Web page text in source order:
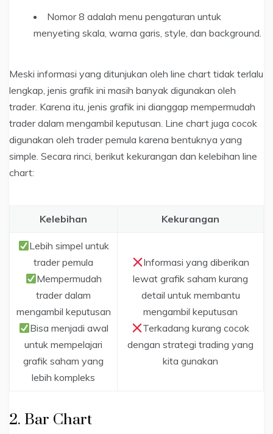
Nomor 8 adalah menu pengaturan untuk
menyeting skala, warna garis, style, dan background.
Meski informasi yang ditunjukan oleh line chart tidak terlalu
lengkap, jenis grafik ini masih banyak digunakan oleh
trader. Karena itu, jenis grafik ini dianggap mempermudah
trader dalam mengambil keputusan. Line chart juga cocok
digunakan oleh trader pemula karena bentuknya yang
simple. Secara rinci, berikut kekurangan dan kelebihan line
chart:
Kelebihan Kekurangan
Lebih simpel untuk
trader pemula
Mempermudah
trader dalam
mengambil keputusan
Bisa menjadi awal
untuk mempelajari
grafik saham yang
lebih kompleks
Informasi yang diberikan
lewat grafik saham kurang
detail untuk membantu
mengambil keputusan
Terkadang kurang cocok
dengan strategi trading yang
kita gunakan
2. Bar Chart